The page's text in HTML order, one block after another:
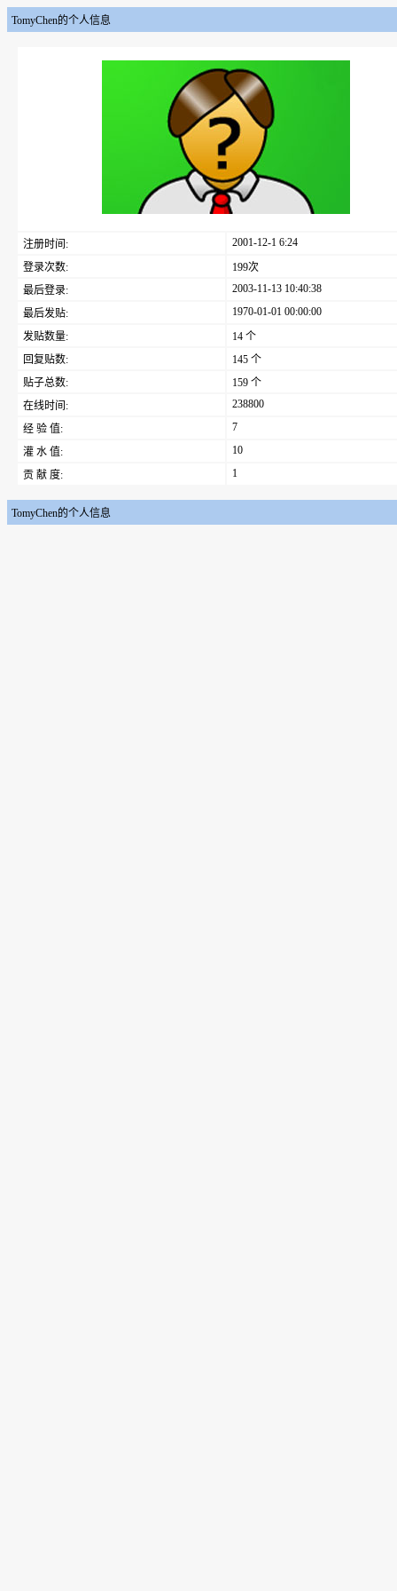
TomyChen的个人信息
注册时间:
2001-12-1 6:24
登录次数:
199次
最后登录:
2003-11-13 10:40:38
最后发贴:
1970-01-01 00:00:00
发贴数量:
14 个
回复贴数:
145 个
贴子总数:
159 个
在线时间:
238800
经 验 值:
7
灌 水 值:
10
贡 献 度:
1
TomyChen的个人信息